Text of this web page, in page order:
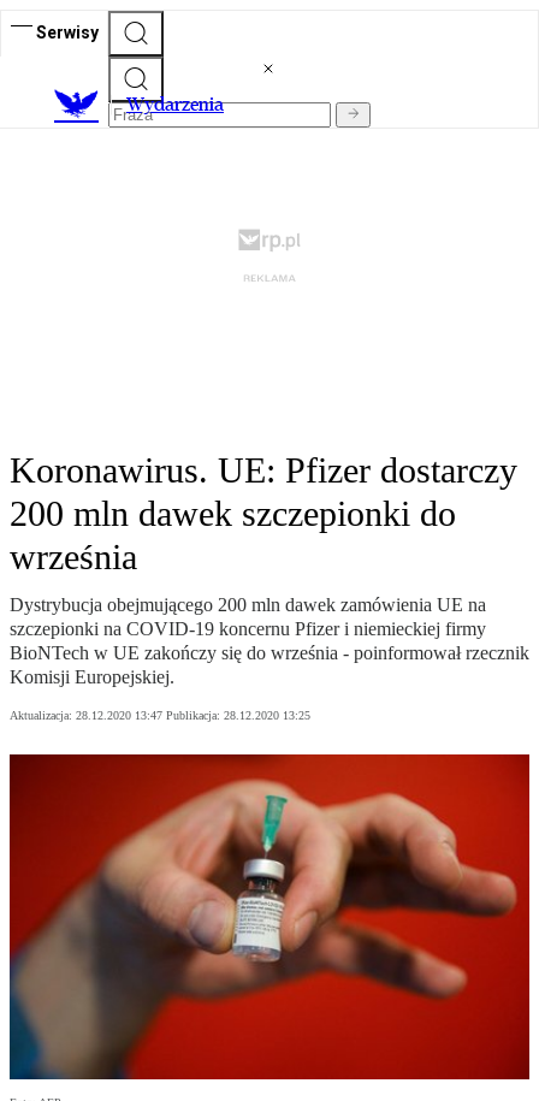
Serwisy
Wydarzenia
Koronawirus. UE: Pfizer dostarczy
200 mln dawek szczepionki do
września
Dystrybucja obejmującego 200 mln dawek zamówienia UE na
szczepionki na COVID-19 koncernu Pfizer i niemieckiej firmy
BioNTech w UE zakończy się do września - poinformował rzecznik
Komisji Europejskiej.
Aktualizacja: 28.12.2020 13:47 Publikacja: 28.12.2020 13:25